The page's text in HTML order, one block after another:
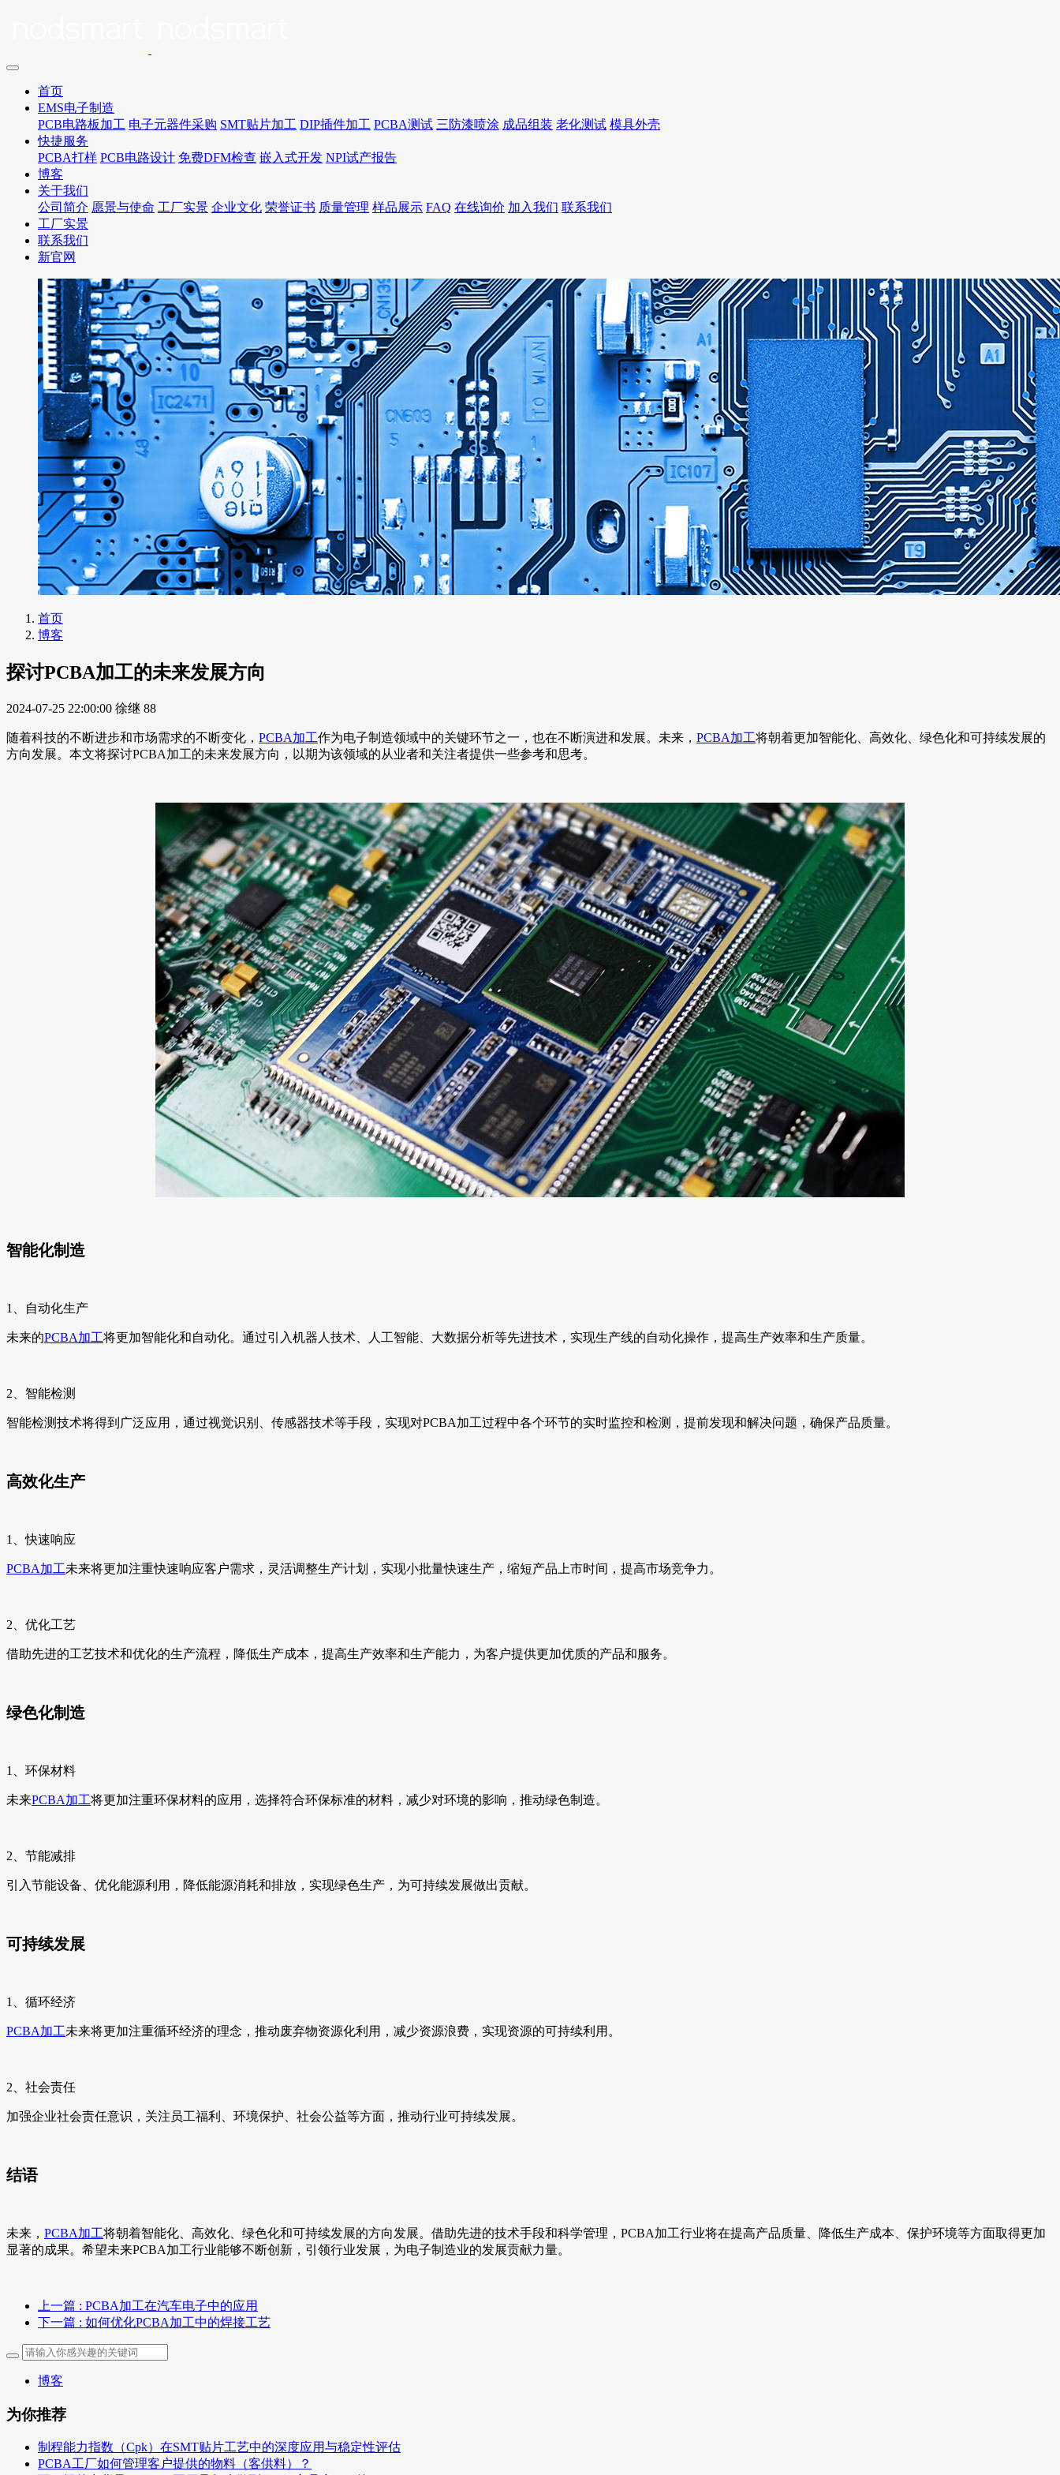
首页
EMS电子制造
PCB电路板加工 电子元器件采购 SMT贴片加工 DIP插件加工 PCBA测试 三防漆喷涂 成品组装 老化测试 模具外壳
快捷服务
PCBA打样 PCB电路设计 免费DFM检查 嵌入式开发 NPI试产报告
博客
关于我们
公司简介 愿景与使命 工厂实景 企业文化 荣誉证书 质量管理 样品展示 FAQ 在线询价 加入我们 联系我们
工厂实景
联系我们
新官网
首页
博客
探讨PCBA加工的未来发展方向
2024-07-25 22:00:00 徐继 88
随着科技的不断进步和市场需求的不断变化， PCBA加工作为电子制造领域中的关键环节之一，也在不断演进和发展。未来， PCBA加工将朝着更加智能化、高效化、绿色化和可持续发展的
方向发展。本文将探讨PCBA加工的未来发展方向，以期为该领域的从业者和关注者提供一些参考和思考。
智能化制造
1、自动化生产
未来的PCBA加工将更加智能化和自动化。通过引入机器人技术、人工智能、大数据分析等先进技术，实现生产线的自动化操作，提高生产效率和生产质量。
2、智能检测
智能检测技术将得到广泛应用，通过视觉识别、传感器技术等手段，实现对PCBA加工过程中各个环节的实时监控和检测，提前发现和解决问题，确保产品质量。
高效化生产
1、快速响应
PCBA加工未来将更加注重快速响应客户需求，灵活调整生产计划，实现小批量快速生产，缩短产品上市时间，提高市场竞争力。
2、优化工艺
借助先进的工艺技术和优化的生产流程，降低生产成本，提高生产效率和生产能力，为客户提供更加优质的产品和服务。
绿色化制造
1、环保材料
未来PCBA加工将更加注重环保材料的应用，选择符合环保标准的材料，减少对环境的影响，推动绿色制造。
2、节能减排
引入节能设备、优化能源利用，降低能源消耗和排放，实现绿色生产，为可持续发展做出贡献。
可持续发展
1、循环经济
PCBA加工未来将更加注重循环经济的理念，推动废弃物资源化利用，减少资源浪费，实现资源的可持续利用。
2、社会责任
加强企业社会责任意识，关注员工福利、环境保护、社会公益等方面，推动行业可持续发展。
结语
未来， PCBA加工将朝着智能化、高效化、绿色化和可持续发展的方向发展。借助先进的技术手段和科学管理，PCBA加工行业将在提高产品质量、降低生产成本、保护环境等方面取得更加
显著的成果。希望未来PCBA加工行业能够不断创新，引领行业发展，为电子制造业的发展贡献力量。
上一篇 : PCBA加工在汽车电子中的应用
下一篇 : 如何优化PCBA加工中的焊接工艺
博客
为你推荐
制程能力指数（Cpk）在SMT贴片工艺中的深度应用与稳定性评估
PCBA工厂如何管理客户提供的物料（客供料）？